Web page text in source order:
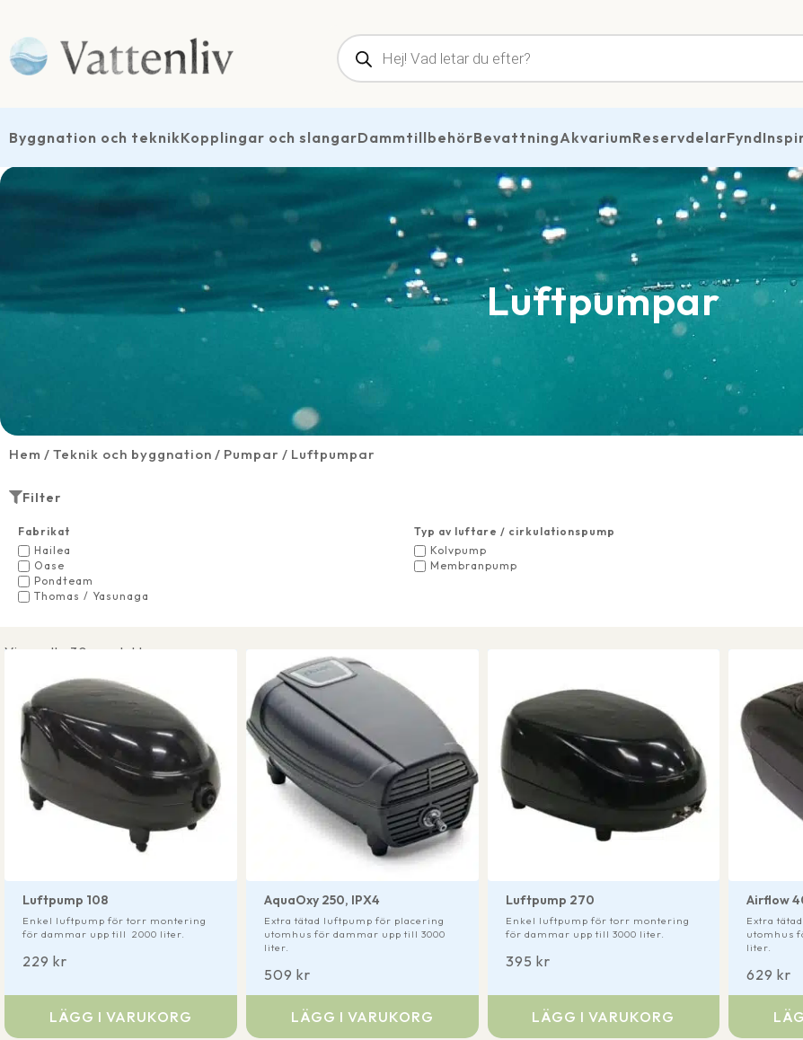
Produktsökning
Byggnation och teknikKopplingar och slangarDammtillbehörBevattningAkvariumReservdelarFynd
Luftpumpar
Hem Teknik och byggnation Pumpar Luftpumpar
Filter
Fabrikat
Hailea
Oase
Pondteam
Thomas / Yasunaga
Typ av luftare / cirkulationspump
Kolvpump
Membranpump
Visar alla 30 produkter
Luftpump 108
229 kr
Enkel luftpump för torr montering
för dammar upp till 2000 liter.
LÄGG I VARUKORG
AquaOxy 250, IPX4
509 kr
Extra tätad luftpump för placering
utomhus för dammar upp till 3000
liter.
LÄGG I VARUKORG
Luftpump 270
395 kr
Enkel luftpump för torr montering
för dammar upp till 3000 liter.
LÄGG I VARUKORG
Airflow
629kr
Extra
utomhus
liter.